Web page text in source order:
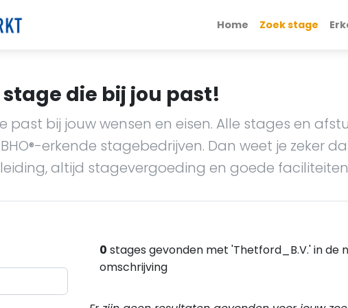
Home Zoek stage
die bij jou past!
past bij jouw wensen en eisen. Alle stages en
®-erkende stagebedrijven. Dan weet je zeker
altijd stagevergoeding en goede
0 stages gevonden met 'Thetford_B.V.' in de
omschrijving